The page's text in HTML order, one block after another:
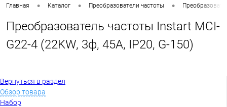
Главная • Каталог • Преобразователи частоты •
Преобразователь частоты Instart MCI-
G22-4 (22KW, 3ф, 45A, IP20, G-150)
Вернуться в раздел
Обзор товара
Набор